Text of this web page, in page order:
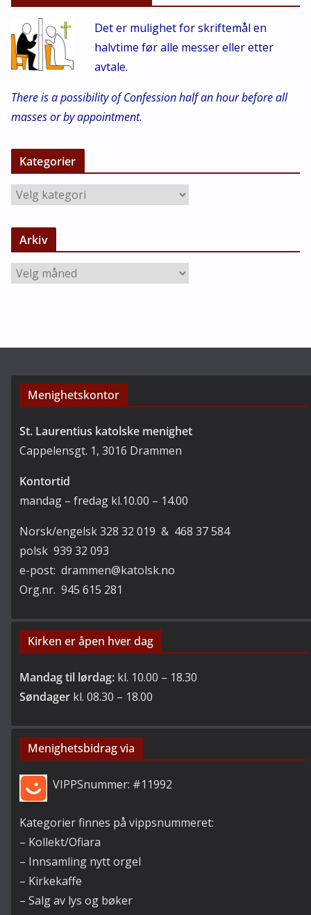
Det er mulighet for skriftemål en
halvtime før alle messer eller etter
avtale.
There is a possibility of Confession half an hour before all
masses or by appointment.
Kategorier
K
t
g
r
Arkiv
A
Menighetskontor
St. Laurentius katolske menighet
Cappelensgt. 1, 3016 Drammen
Kontortid
mandag – fredag kl.10.00 – 14.00
Norsk/engelsk 328 32 019 & 468 37 584
polsk 939 32 093
e-post: drammen@katolsk.no
Org.nr. 945 615 281
Kirken er åpen hver dag
Mandag til lørdag: kl. 10.00 – 18.30
Søndager kl. 08.30 – 18.00
Menighetsbidrag via
VIPPSnummer: #11992
Kategorier finnes på vippsnummeret:
– Kollekt/Ofiara
– Innsamling nytt orgel
– Kirkekaffe
– Salg av lys og bøker